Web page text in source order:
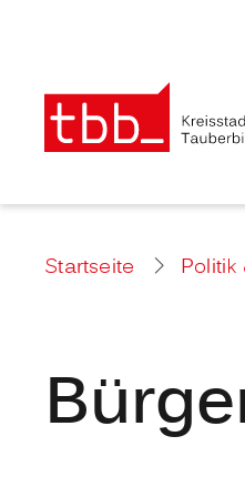
Startseite Politik